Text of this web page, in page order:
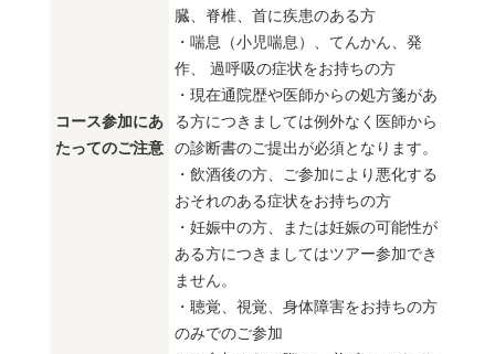
コース参加にあ
たってのご注意
臓、脊椎、首に疾患のある方
・喘息（小児喘息）、てんかん、発
作、 過呼吸の症状をお持ちの方
・現在通院歴や医師からの処方箋があ
る方につきましては例外なく医師から
の診断書のご提出が必須となります。
・飲酒後の方、ご参加により悪化する
おそれのある症状をお持ちの方
・妊娠中の方、または妊娠の可能性が
ある方につきましてはツアー参加でき
ません。
・聴覚、視覚、身体障害をお持ちの方
のみでのご参加